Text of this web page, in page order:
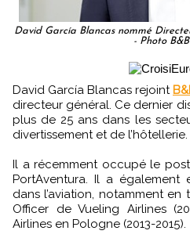
David García Blancas nommé
- Photo
David García Blancas rejoint
directeur général. Ce dernier
plus de 25 ans dans les
divertissement et de l’hôtellerie.
Il a récemment occupé le
PortAventura. Il a également
dans l’aviation, notamment
Officer de Vueling Airlines
Airlines en Pologne (2013-2015).